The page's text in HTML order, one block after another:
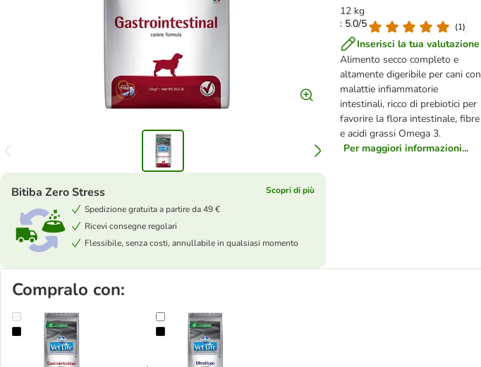
12 kg
: 5.0/5
(1)
Inserisci la tua valutazione
Alimento secco completo e
altamente digeribile per cani con
malattie infiammatorie
intestinali, ricco di prebiotici per
favorire la flora intestinale, fibre
e acidi grassi Omega 3.
Per maggiori informazioni...
Bitiba Zero Stress
Scopri di più
Spedizione gratuita a partire da 49 €
Ricevi consegne regolari
Flessibile, senza costi, annullabile in qualsiasi momento
Compralo con:
Farmina Vet Life Gastro-Intestinal Canine FormulaFarmina Vet Life Dog Ultrahypo Canine Formula